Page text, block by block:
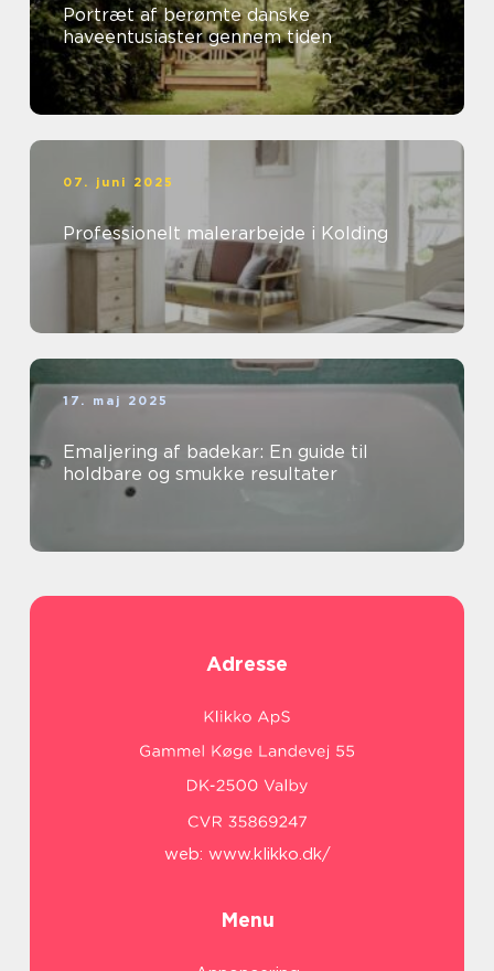
Portræt af berømte danske
haveentusiaster gennem tiden
07. juni 2025
Professionelt malerarbejde i Kolding
17. maj 2025
Emaljering af badekar: En guide til
holdbare og smukke resultater
Adresse
web: www.klikko.dk/
Menu